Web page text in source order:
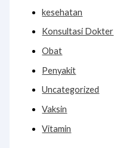
kesehatan
Konsultasi Dokter
Obat
Penyakit
Uncategorized
Vaksin
Vitamin